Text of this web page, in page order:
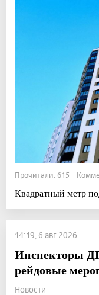
Прочитали: 615
Квадратный метр
14:19, 6 авг 2026
Инспекторы
рейдовые
Новости